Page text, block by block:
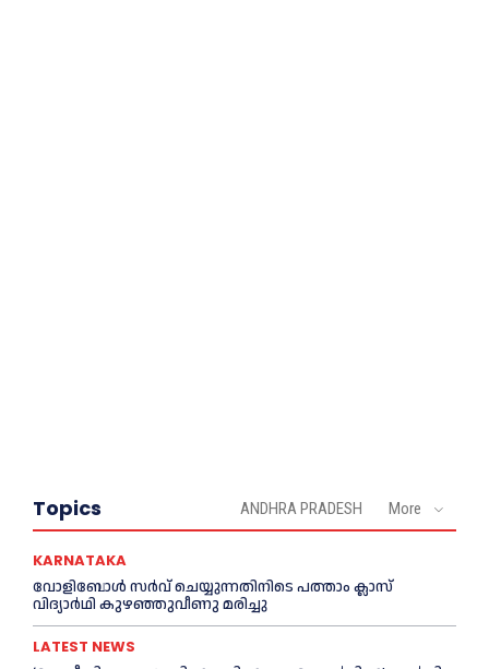
Topics ANDHRA PRADESH More
KARNATAKA
വോളിബോൾ സർവ് ചെയ്യുന്നതിനിടെ പത്താം ക്ലാസ്
വിദ്യാർഥി കുഴഞ്ഞുവീണു മരിച്ചു
LATEST NEWS